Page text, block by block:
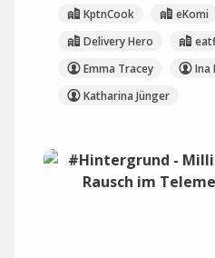
KptnCook
eKomi
Delivery Hero
Emma Tracey
Ina
Katharina Jünger